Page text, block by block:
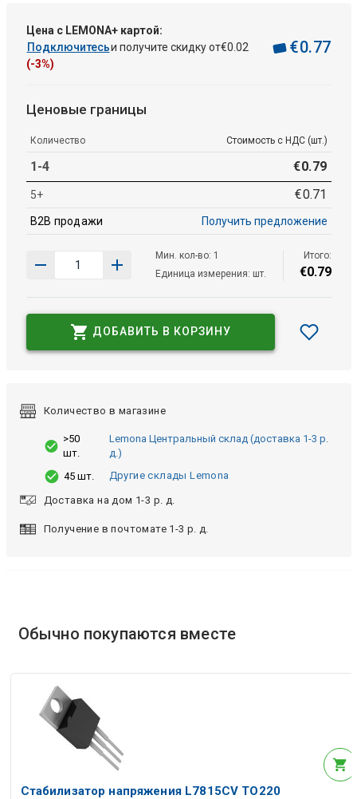
Цена с LEMONA+ картой:
Подключитесьи получите скидку от€0 02
(-3%)
€0.77
Ценовые границы
Количество Стоимость с НДС (шт.)
1-4 €0.79
5+ €0.71
B2B продажи Получить предложение
Мин. кол-во: 1
Единица измерения: шт.
Итого:
€0.79
ДОБАВИТЬ В КОРЗИНУ
Количество в магазине
>50
шт.
Lemona Центральный склад (доставка 1-3 р.
д.)
45 шт.
Другие склады Lemona
Доставка на дом 1-3 р. д.
Получение в почтомате 1-3 р. д.
Обычно покупаются вместе
Стабилизатор напряжения L7815CV TO220